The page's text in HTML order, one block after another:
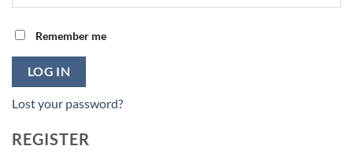
Remember me
LOG IN
Lost your password?
REGISTER